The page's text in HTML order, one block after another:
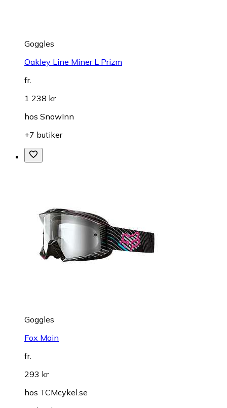
Goggles
Oakley Line Miner L Prizm
fr.
1 238 kr
hos SnowInn
+7 butiker
Goggles
Fox Main
fr.
293 kr
hos TCMcykel.se